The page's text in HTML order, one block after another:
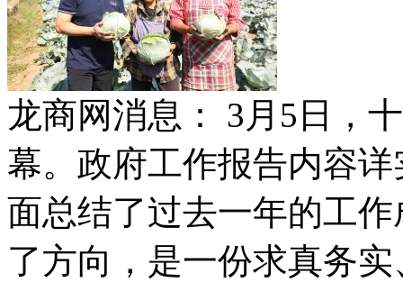
龙商网消息： 3月5日，
幕。政府工作报告内容
面总结了过去一年的工
了方向，是一份求真务